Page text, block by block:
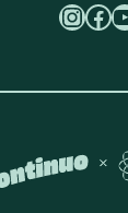
InstagramFacebook YouTube